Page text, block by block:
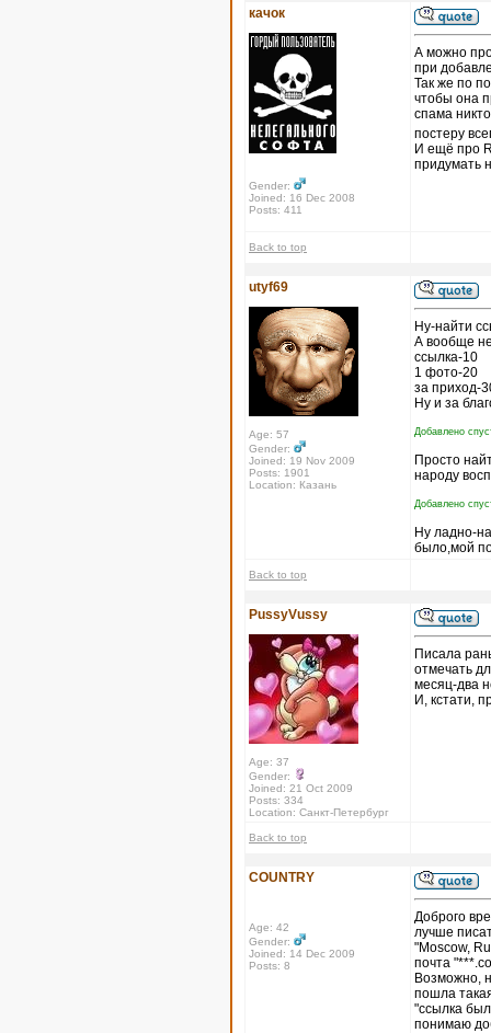
качок
Gender:
Joined: 16 Dec 2008
Posts: 411
А можно
при
Так же по
чтобы она
спама
постеру
И ещё про
придумать
Back to top
utyf69
Age: 57
Gender:
Joined: 19 Nov 2009
Posts: 1901
Location: Казань
Ну-найти
А вообще
ссылка-10
1 фото-20
за приход-
Ну и за
Добавлено
Просто
народу
Добавлено
Ну ладно-
было,мой
Back to top
PussyVussy
Age: 37
Gender:
Joined: 21 Oct 2009
Posts: 334
Location: Санкт-Петербург
Писала
отмечать
месяц-два
И, кстати,
Back to top
COUNTRY
Age: 42
Gender:
Joined: 14 Dec 2009
Posts: 8
Доброго
лучше
"Moscow,
почта
Возможно,
пошла
"ссылка
понимаю